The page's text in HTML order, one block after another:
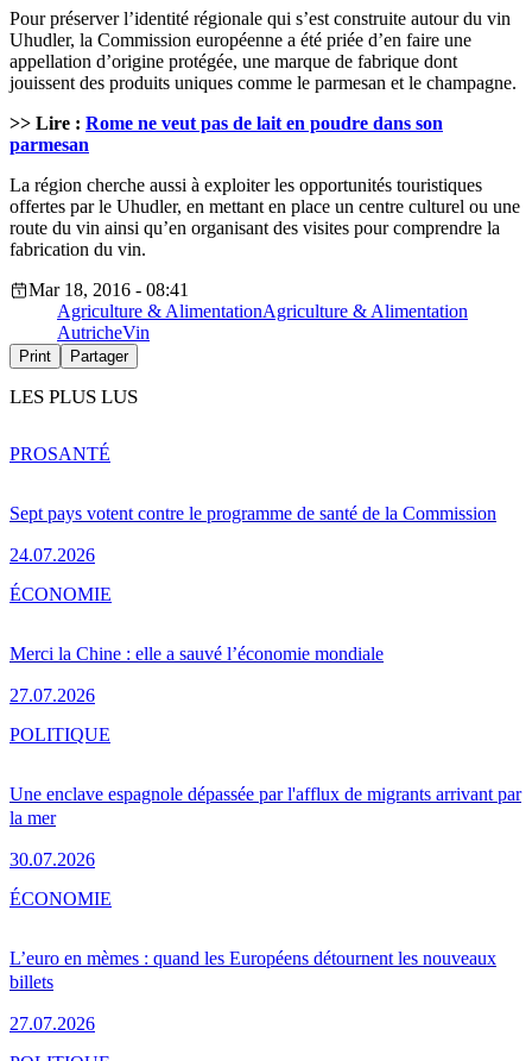
Pour préserver l’identité régionale qui s’est construite autour du vin
Uhudler, la Commission européenne a été priée d’en faire une
appellation d’origine protégée, une marque de fabrique dont
jouissent des produits uniques comme le parmesan et le champagne.
>> Lire : Rome ne veut pas de lait en poudre dans son
parmesan
La région cherche aussi à exploiter les opportunités touristiques
offertes par le Uhudler, en mettant en place un centre culturel ou une
route du vin ainsi qu’en organisant des visites pour comprendre la
fabrication du vin.
Mar 18, 2016 - 08:41
Agriculture & AlimentationAgriculture & Alimentation
AutricheVin
Print Partager
LES PLUS LUS
Sept pays votent contre le programme de santé de la Commission
24.07.2026
PROSANTÉ
Merci la Chine : elle a sauvé l’économie mondiale
27.07.2026
ÉCONOMIE
Une enclave espagnole dépassée par l'afflux de migrants arrivant par
la mer
30.07.2026
POLITIQUE
L’euro en mèmes : quand les Européens détournent les nouveaux
billets
27.07.2026
ÉCONOMIE